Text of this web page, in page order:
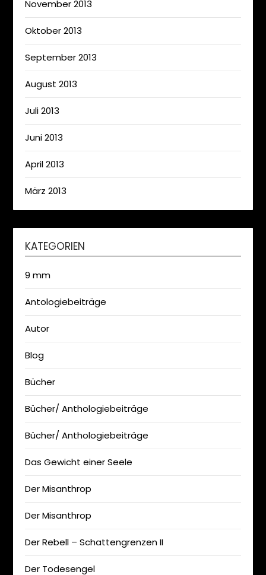
November 2013
Oktober 2013
September 2013
August 2013
Juli 2013
Juni 2013
April 2013
März 2013
KATEGORIEN
9 mm
Antologiebeiträge
Autor
Blog
Bücher
Bücher/ Anthologiebeiträge
Bücher/ Anthologiebeiträge
Das Gewicht einer Seele
Der Misanthrop
Der Misanthrop
Der Rebell – Schattengrenzen II
Der Todesengel